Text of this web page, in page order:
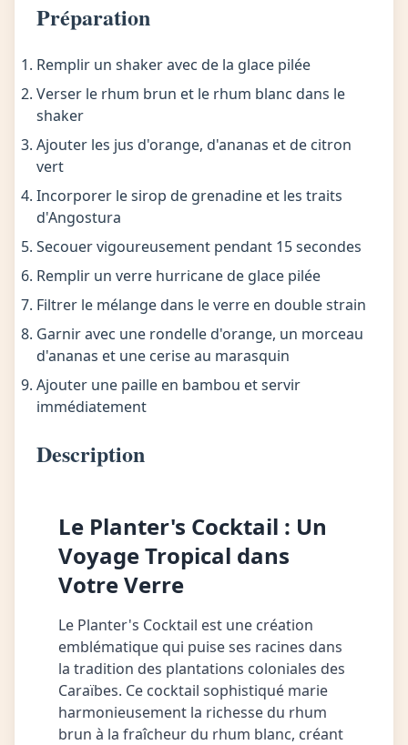
Préparation
Remplir un shaker avec de la glace pilée
Verser le rhum brun et le rhum blanc dans le
shaker
Ajouter les jus d'orange, d'ananas et de citron
vert
Incorporer le sirop de grenadine et les traits
d'Angostura
Secouer vigoureusement pendant 15 secondes
Remplir un verre hurricane de glace pilée
Filtrer le mélange dans le verre en double strain
Garnir avec une rondelle d'orange, un morceau
d'ananas et une cerise au marasquin
Ajouter une paille en bambou et servir
immédiatement
Description
Le Planter's Cocktail : Un
Voyage Tropical dans
Votre Verre
Le Planter's Cocktail est une création
emblématique qui puise ses racines dans
la tradition des plantations coloniales des
Caraïbes. Ce cocktail sophistiqué marie
harmonieusement la richesse du rhum
brun à la fraîcheur du rhum blanc, créant